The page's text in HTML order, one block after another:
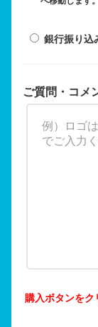
銀行振り込
ご質問・コメ
購入ボタンを